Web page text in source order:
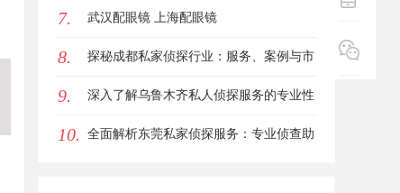
7. 武汉配眼镜 上海配眼镜
8. 探秘成都私家侦探行业：服务、案例与市
场现状全面解析
9. 深入了解乌鲁木齐私人侦探服务的专业性
与应用领域
10. 全面解析东莞私家侦探服务：专业侦查助